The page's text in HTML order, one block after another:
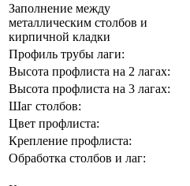
Заполнение между
металлическим столбов и
кирпичной кладки
Профиль трубы лаги:
Высота профлиста на 2 лагах:
Высота профлиста на 3 лагах:
Шаг столбов:
Цвет профлиста:
Крепление профлиста:
Обработка столбов и лаг: